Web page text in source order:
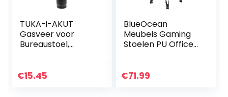
TUKA-i-AKUT
Gasveer voor
Bureaustoel,
Zuigerlengte 8,6″/
€15.45
BlueOcean
Meubels Gaming
Stoelen PU Office
rugsteun
€71.99